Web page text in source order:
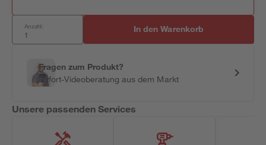
Anzahl: In den Warenkorb
Fragen zum Produkt?
Sofort-Videoberatung aus dem Markt
Unsere passenden Services